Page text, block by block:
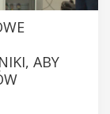
ABY